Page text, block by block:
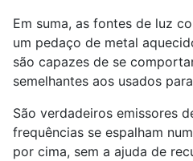
Em suma, as fontes de luz
um pedaço de metal
são capazes de se
semelhantes aos usados
São verdadeiros emissores
frequências se espalham
por cima, sem a ajuda de